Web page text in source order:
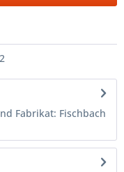
Fabrikat: Fischbach